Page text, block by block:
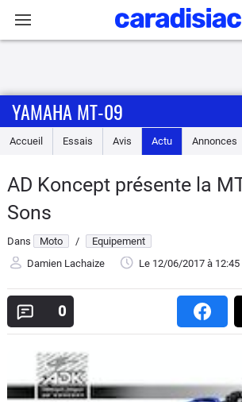
Accueil
Essais
Equipement
Forum
Scooters
125
YAMAHA MT-09
Accueil Essais Avis Actu Annonces
AD Koncept présente la
Sons
Dans Moto /
Equipement
Damien Lachaize
Le 12/06/2017 à 12:45
0